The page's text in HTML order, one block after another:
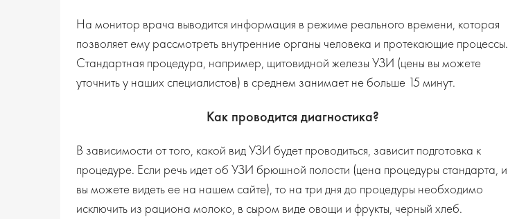
На монитор врача выводится информация в режиме реального времени, которая
позволяет ему рассмотреть внутренние органы человека и протекающие процессы.
Стандартная процедура, например, щитовидной железы УЗИ (цены вы можете
уточнить у наших специалистов) в среднем занимает не больше 15 минут.
Как проводится диагностика?
В зависимости от того, какой вид УЗИ будет проводиться, зависит подготовка к
процедуре. Если речь идет об УЗИ брюшной полости (цена процедуры стандарта, и
вы можете видеть ее на нашем сайте), то на три дня до процедуры необходимо
исключить из рациона молоко, в сыром виде овощи и фрукты, черный хлеб.